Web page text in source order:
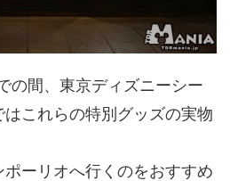
の間、東京ディズニーシー
これらの特別グッズの実物
ーリオへ行くのをおすすめ